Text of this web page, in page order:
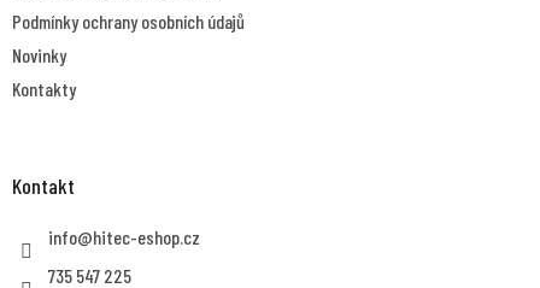
Podmínky ochrany osobních údajů
Novinky
Kontakty
Kontakt
info@hitec-eshop.cz
735 547 225